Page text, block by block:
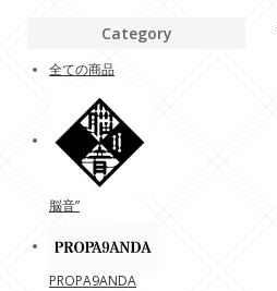
Category
全ての商品
脳音”
PROPA9ANDA